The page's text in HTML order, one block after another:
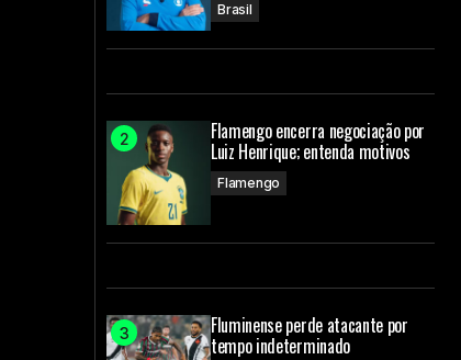
Brasil
Flamengo encerra negociação por
Luiz Henrique; entenda motivos
Flamengo
Fluminense perde atacante por
tempo indeterminado